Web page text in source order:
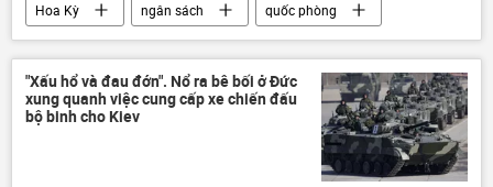
Hoa Kỳ ngân sách
quốc phòng
Kinh tế
Joe Biden
"Xấu hổ và đau đớn". Nổ ra bê bối ở Đức
xung quanh việc cung cấp xe chiến đấu
bộ binh cho Kiev